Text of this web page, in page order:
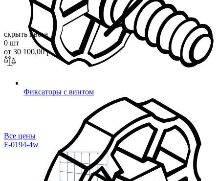
Фиксаторы с винтом
скрыть цвета
0 шт
от 30 100,00 р.
Все цены
F-0194-4w